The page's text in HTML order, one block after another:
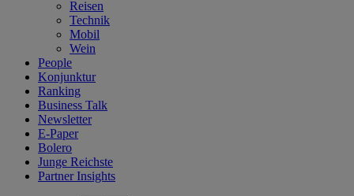
Reisen
Technik
Mobil
Wein
People
Konjunktur
Ranking
Business Talk
Newsletter
E-Paper
Bolero
Junge Reichste
Partner Insights